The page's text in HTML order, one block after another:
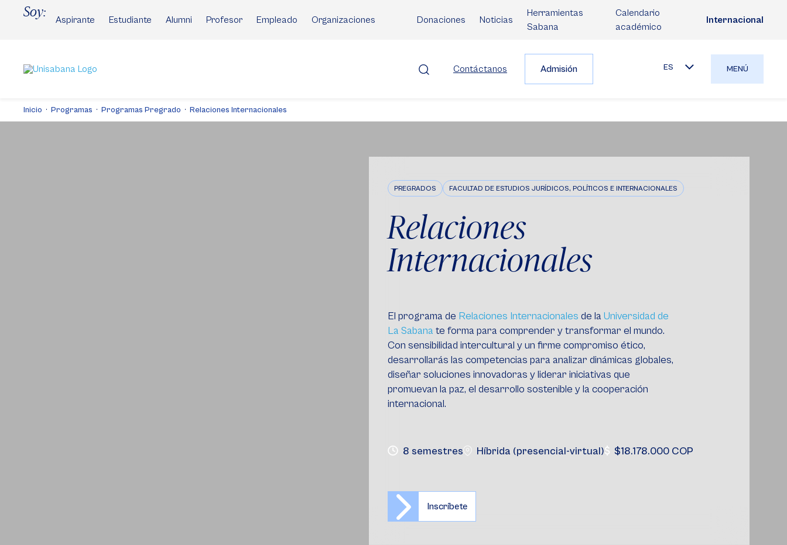
Soy:
Aspirante Estudiante Alumni Profesor Empleado Organizaciones Donaciones Noticias
Herramientas
Sabana
Calendario
académico
Internacional
Contáctanos Admisión ES MENÚ
Inicio Programas Programas Pregrado Relaciones Internacionales
PREGRADOS FACULTAD DE ESTUDIOS JURÍDICOS, POLÍTICOS E INTERNACIONALES
Relaciones
Internacionales
El programa de Relaciones Internacionales de laUniversidad de
La Sabana te forma para comprender y transformar el mundo.
Con sensibilidad intercultural y un firme compromiso ético,
desarrollarás las competencias para analizar dinámicas globales,
diseñar soluciones innovadoras y liderar iniciativas que
promuevan la paz, el desarrollo sostenible y la cooperación
internacional.
8 semestres Híbrida (presencial-virtual) $18.178.000 COP
Inscríbete